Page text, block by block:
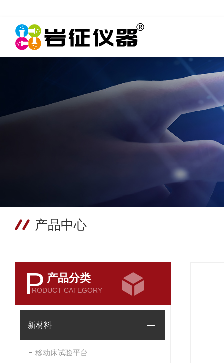
产品中心
P 产品分类
RODUCT CATEGORY
新材料
移动床试验平台